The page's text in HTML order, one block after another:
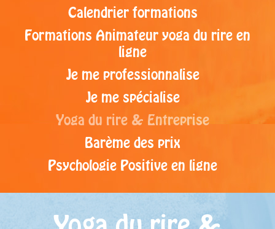
Calendrier formations
Formations Animateur yoga du rire en
ligne
Je me professionnalise
Je me spécialise
Yoga du rire & Entreprise
Barème des prix
Psychologie Positive en ligne